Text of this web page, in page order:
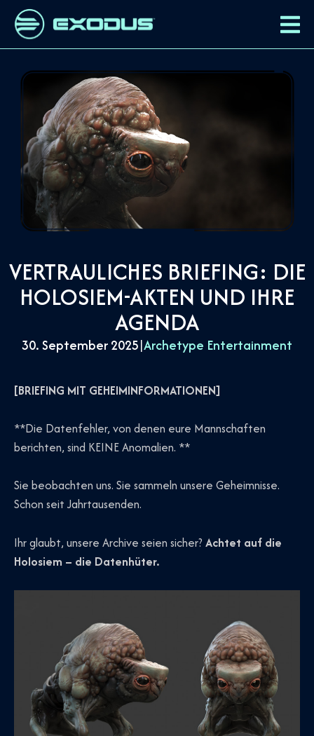
VERTRAULICHES BRIEFING: DIE
HOLOSIEM-AKTEN UND IHRE
AGENDA
30. September 2025|Archetype Entertainment
[BRIEFING MIT GEHEIMINFORMATIONEN]
**Die Datenfehler, von denen eure Mannschaften
berichten, sind KEINE Anomalien. **
Sie beobachten uns. Sie sammeln unsere Geheimnisse.
Schon seit Jahrtausenden.
Ihr glaubt, unsere Archive seien sicher? Achtet auf die
Holosiem – die Datenhüter.